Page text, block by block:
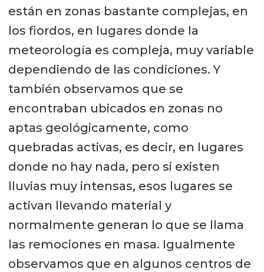
están en zonas bastante complejas, en
los fiordos, en lugares donde la
meteorología es compleja, muy variable
dependiendo de las condiciones. Y
también observamos que se
encontraban ubicados en zonas no
aptas geológicamente, como
quebradas activas, es decir, en lugares
donde no hay nada, pero si existen
lluvias muy intensas, esos lugares se
activan llevando material y
normalmente generan lo que se llama
las remociones en masa. Igualmente
observamos que en algunos centros de